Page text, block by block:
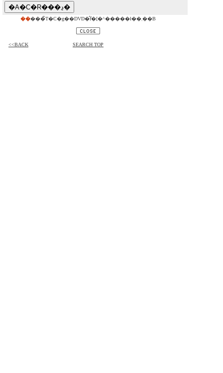
�� ���̃T�C�g��DVD�̂݃f�[�^�����ł��܂��B
<<BACK SEARCH TOP